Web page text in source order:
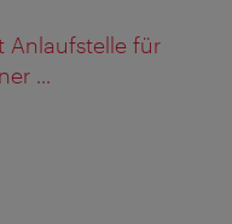
Anlaufstelle für
...